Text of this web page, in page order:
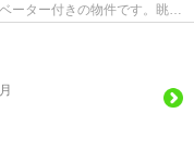
ーター付きの物件です。眺望